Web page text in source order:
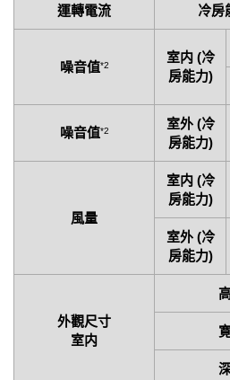
運轉電流 冷房
噪音值*2
室内 (冷
房能力)
噪音值*2
室外 (冷
房能力)
風量
室内 (冷
房能力)
室外 (冷
房能力)
外觀尺寸
室内